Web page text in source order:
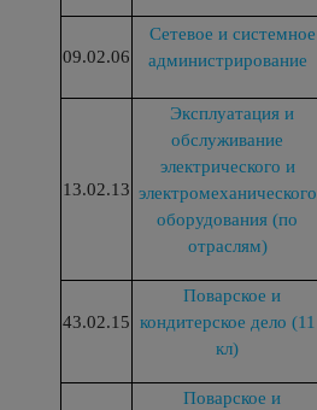
09.02.06
Сетевое и системное
администрирование
13.02.13
Эксплуатация и
обслуживание
электрического и
электромеханического
оборудования (по
отраслям)
43.02.15
Поварское и
кондитерское дело (11
кл)
Поварское и